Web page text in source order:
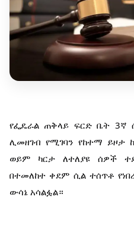
የፌዴራል ጠቅላይ ፍርድ ቤት 3ኛ
ሊመዘገብ የሚገባን የከተማ ይዞታ
ወይም ካርታ ለተለያዩ ሰዎች
በተመለከተ ቀደም ሲል ተሰጥቶ
ውሳኔ አሳልፏል።